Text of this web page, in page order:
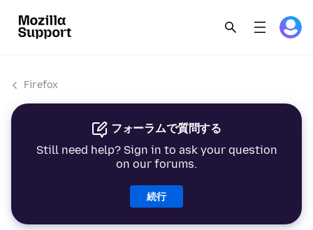
Firefox
フォーラムで質問する
Still need help? Sign in to ask your question
on our forums.
続行